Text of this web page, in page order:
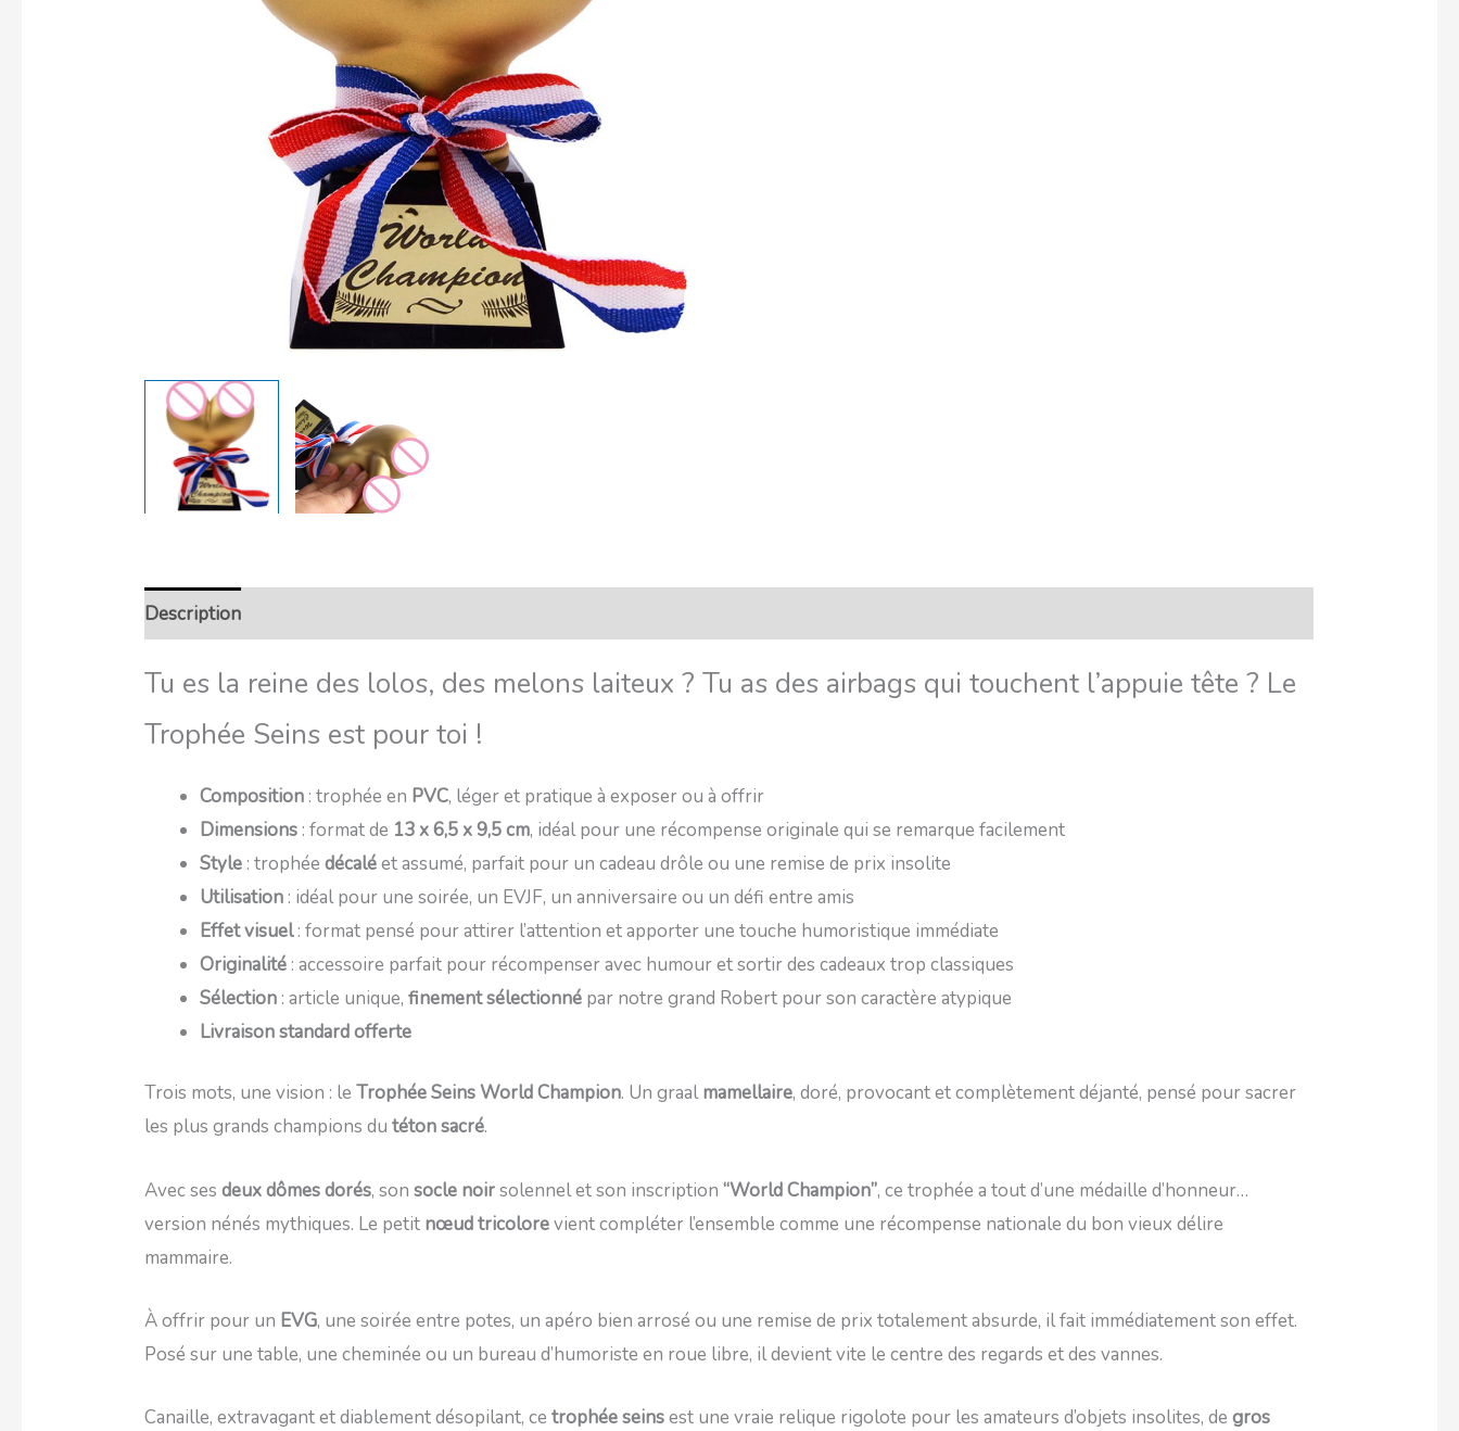
Description
Tu es la reine des lolos, des melons laiteux ? Tu as des airbags qui touchent l’appuie tête ? Le
Trophée Seins est pour toi !
Composition : trophée en PVC, léger et pratique à exposer ou à offrir
Dimensions : format de 13 x 6,5 x 9,5 cm, idéal pour une récompense originale qui se remarque facilement
Style : trophéedécaléet assumé, parfait pour un cadeau drôle ou une remise de prix insolite
Utilisation : idéal pour une soirée, un EVJF, un anniversaire ou un défi entre amis
Effet visuel: format pensé pour attirer l’attention et apporter une touche humoristique immédiate
Originalité : accessoire parfait pour récompenser avec humour et sortir des cadeaux trop classiques
Sélection : article unique,finement sélectionné par notre grand Robert pour son caractère atypique
Livraison standard offerte
Trois mots, une vision : leTrophée Seins World Champion. Un graalmamellaire, doré, provocant et complètement déjanté, pensé pour sacrer
les plus grands champions dutéton sacré.
Avec sesdeux dômes dorés, sonsocle noirsolennel et son inscription“World Champion”, ce trophée a tout d’une médaille d’honneur…
version nénés mythiques. Le petit nœud tricolorevient compléter l’ensemble comme une récompense nationale du bon vieux délire
mammaire.
À offrir pour un EVG, une soirée entre potes, un apéro bien arrosé ou une remise de prix totalement absurde, il fait immédiatement son effet.
Posé sur une table, une cheminée ou un bureau d’humoriste en roue libre, il devient vite le centre des regards et des vannes.
Canaille, extravagant et diablement désopilant, cetrophée seinsest une vraie relique rigolote pour les amateurs d’objets insolites, degros